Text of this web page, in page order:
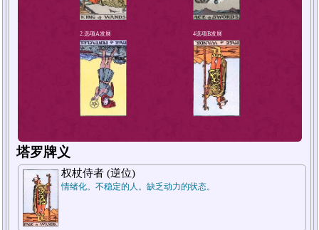
塔罗牌义
权杖侍者 (逆位)
情绪化。不稳定的人。缺乏动力的状态。